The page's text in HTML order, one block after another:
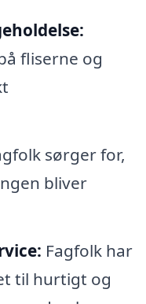
fliserne og
sørger for,
bliver
Fagfolk har
til hurtigt og